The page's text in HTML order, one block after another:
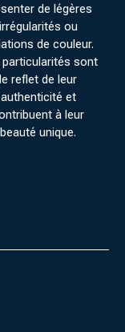
de légères
irrégularités ou
de couleur.
particularités sont
le reflet de leur
authenticité et
à leur
beauté unique.